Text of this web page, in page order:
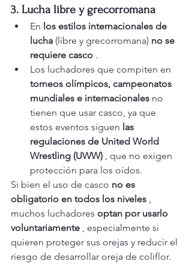
3. Lucha libre y grecorromana
En los estilos internacionales de
lucha (libre y grecorromana) no se
requiere casco .
Los luchadores que compiten en
torneos olímpicos, campeonatos
mundiales e internacionales no
tienen que usar casco, ya que
estos eventos siguen las
regulaciones de United World
Wrestling (UWW) , que no exigen
protección para los oídos.
Si bien el uso de casco no es
obligatorio en todos los niveles ,
muchos luchadores optan por usarlo
voluntariamente , especialmente si
quieren proteger sus orejas y reducir el
riesgo de desarrollar oreja de coliflor.